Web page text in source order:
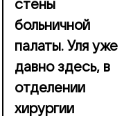
стены
больничной
палаты. Уля уже
давно здесь, в
отделении
хирургии